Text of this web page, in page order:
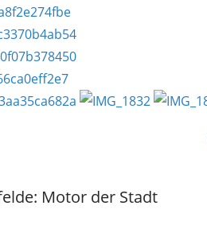
Motor der Stadt